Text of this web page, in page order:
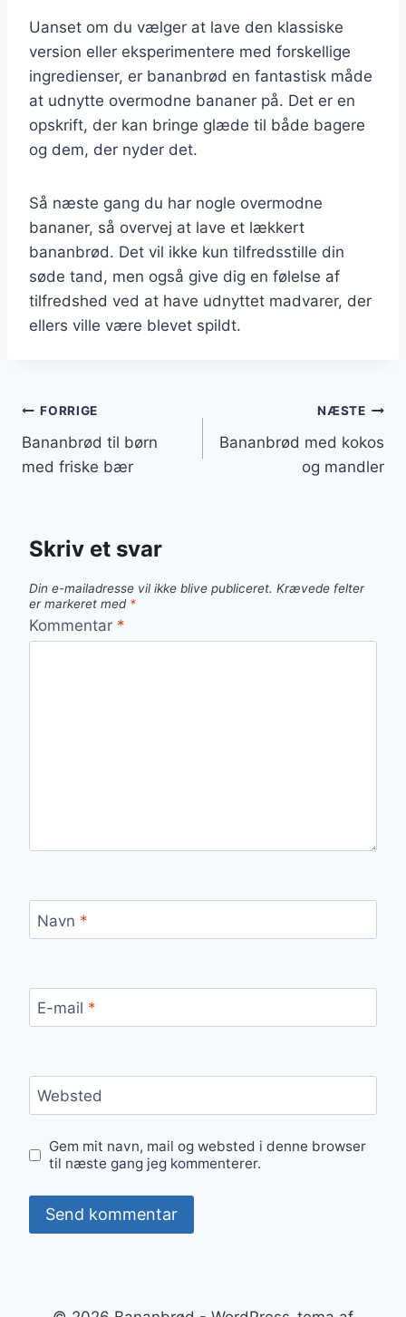
Uanset om du vælger at lave den klassiske
version eller eksperimentere med forskellige
ingredienser, er bananbrød en fantastisk måde
at udnytte overmodne bananer på. Det er en
opskrift, der kan bringe glæde til både bagere
og dem, der nyder det.
Så næste gang du har nogle overmodne
bananer, så overvej at lave et lækkert
bananbrød. Det vil ikke kun tilfredsstille din
søde tand, men også give dig en følelse af
tilfredshed ved at have udnyttet madvarer, der
ellers ville være blevet spildt.
Indlægsnavigation
FORRIGE
Bananbrød til børn
med friske bær
NÆSTE
Bananbrød med kokos
og mandler
Skriv et svar
Din e-mailadresse vil ikke blive publiceret. Krævede felter
er markeret med *
Kommentar *
Navn *
E-mail *
Websted
Gem mit navn, mail og websted i denne browser
til næste gang jeg kommenterer.